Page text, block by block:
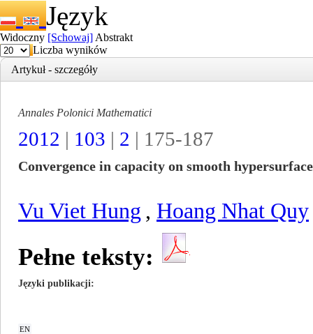
Język
Widoczny [Schowaj] Abstrakt
Liczba wyników
Artykuł - szczegóły
Annales Polonici Mathematici
2012 | 103 | 2 | 175-187
Convergence in capacity on smooth
Vu Viet Hung , Hoang Nhat Quy
Pełne teksty:
Języki publikacji
EN